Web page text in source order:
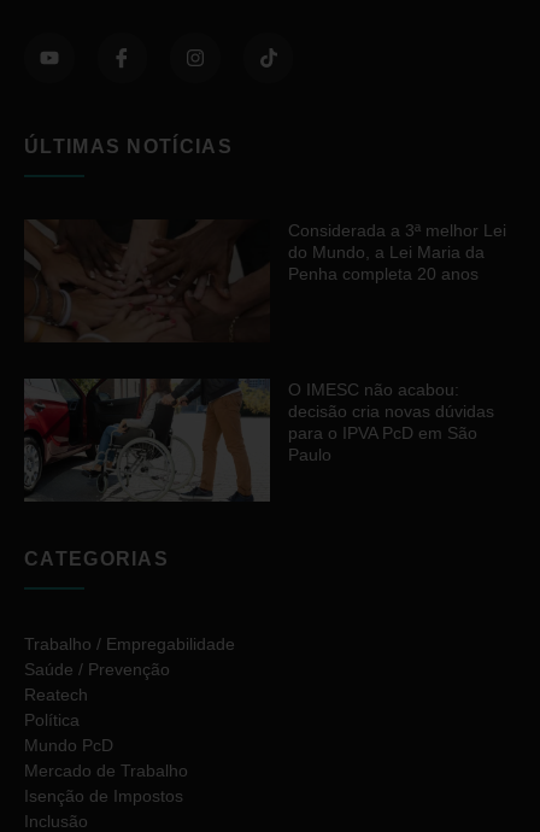
ÚLTIMAS NOTÍCIAS
Considerada a 3ª melhor Lei
do Mundo, a Lei Maria da
Penha completa 20 anos
O IMESC não acabou:
decisão cria novas dúvidas
para o IPVA PcD em São
Paulo
CATEGORIAS
Trabalho / Empregabilidade
Saúde / Prevenção
Reatech
Política
Mundo PcD
Mercado de Trabalho
Isenção de Impostos
Inclusão